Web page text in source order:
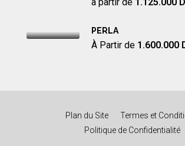
PERLA
À Partir de 1.600.000
Plan du Site
Termes et
Politique de Confidentialité